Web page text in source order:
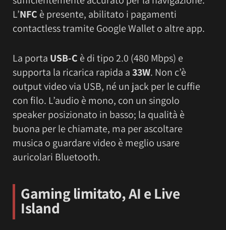
L’NFC è presente, abilitato i pagamenti
contactless tramite Google Wallet o altre app.
La porta USB-C è di tipo 2.0 (480 Mbps) e
supporta la ricarica rapida a33W. Non c’è
output video via USB, né un jack per le cuffie
con filo. L’audio è mono, con un singolo
speaker posizionato in basso; la qualità è
buona per le chiamate, ma per ascoltare
musica o guardare video è meglio usare
auricolari Bluetooth.
Gaming limitato, AI e Live
Island